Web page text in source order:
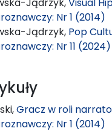
Nr 1 (2014)
Jądrzyk, Pop
Nr 11 (2024)
Gracz w roli
Nr 1 (2014)